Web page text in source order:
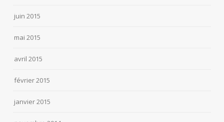
juin 2015
mai 2015
avril 2015
février 2015
janvier 2015